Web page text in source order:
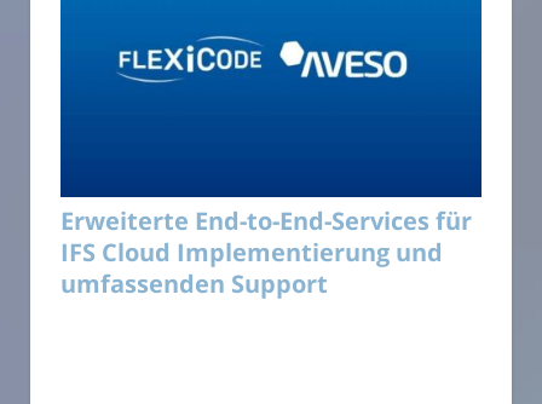
Erweiterte End-to-End-Services für
IFS Cloud Implementierung und
umfassenden Support